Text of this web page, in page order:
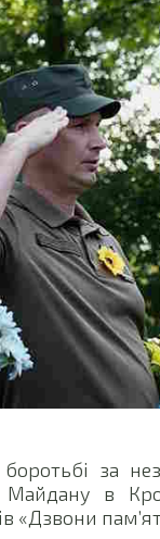
за
Майдану в
«Дзвони